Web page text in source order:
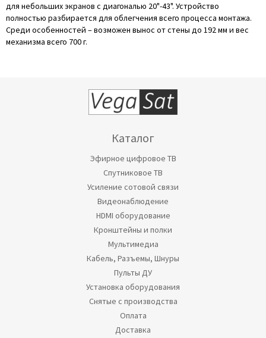
для небольших экранов с диагональю 20"-43". Устройство
полностью разбирается для облегчения всего процесса монтажа.
Среди особенностей – возможен вынос от стены до 192 мм и вес
механизма всего 700 г.
Каталог
Эфирное цифровое ТВ
Спутниковое ТВ
Усиление сотовой связи
Видеонаблюдение
HDMI оборудование
Кронштейны и полки
Мультимедиа
Кабель, Разъемы, Шнуры
Пульты ДУ
Установка оборудования
Снятые с производства
Оплата
Доставка